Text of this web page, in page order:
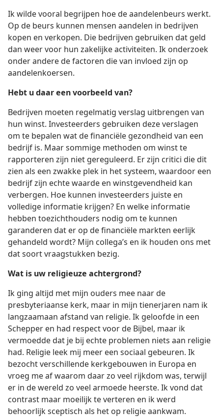
Ik wilde vooral begrijpen hoe de aandelenbeurs werkt.
Op de beurs kunnen mensen aandelen in bedrijven
kopen en verkopen. Die bedrijven gebruiken dat geld
dan weer voor hun zakelijke activiteiten. Ik onderzoek
onder andere de factoren die van invloed zijn op
aandelenkoersen.
Hebt u daar een voorbeeld van?
Bedrijven moeten regelmatig verslag uitbrengen van
hun winst. Investeerders gebruiken deze verslagen
om te bepalen wat de financiële gezondheid van een
bedrijf is. Maar sommige methoden om winst te
rapporteren zijn niet gereguleerd. Er zijn critici die dit
zien als een zwakke plek in het systeem, waardoor een
bedrijf zijn echte waarde en winstgevendheid kan
verbergen. Hoe kunnen investeerders juiste en
volledige informatie krijgen? En welke informatie
hebben toezichthouders nodig om te kunnen
garanderen dat er op de financiële markten eerlijk
gehandeld wordt? Mijn collega’s en ik houden ons met
dat soort vraagstukken bezig.
Wat is uw religieuze achtergrond?
Ik ging altijd met mijn ouders mee naar de
presbyteriaanse kerk, maar in mijn tienerjaren nam ik
langzaamaan afstand van religie. Ik geloofde in een
Schepper en had respect voor de Bijbel, maar ik
vermoedde dat je bij echte problemen niets aan religie
had. Religie leek mij meer een sociaal gebeuren. Ik
bezocht verschillende kerkgebouwen in Europa en
vroeg me af waarom daar zo veel rijkdom was, terwijl
er in de wereld zo veel armoede heerste. Ik vond dat
contrast maar moeilijk te verteren en ik werd
behoorlijk sceptisch als het op religie aankwam.